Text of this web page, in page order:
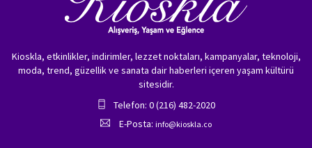
Kioskla, etkinlikler, indirimler, lezzet noktaları, kampanyalar, teknoloji,
moda, trend, güzellik ve sanata dair haberleri içeren yaşam kültürü
sitesidir.
Telefon: 0 (216) 482-2020
E-Posta: info@kioskla.co